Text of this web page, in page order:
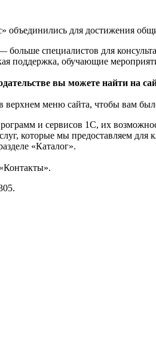
для достижения
больше специалистов для
поддержка, обучающие
вы можете найти на
верхнем меню сайта, чтобы вам
и сервисов 1С, их
которые мы предоставляем для
«Каталог».